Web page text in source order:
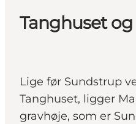
Tanghuset
Lige før Sundstrup
Tanghuset, ligger
gravhøje, som er